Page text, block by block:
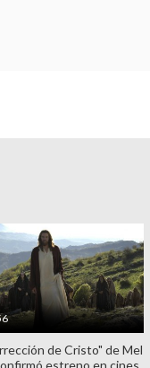
de Cristo" de Mel
estreno en cines